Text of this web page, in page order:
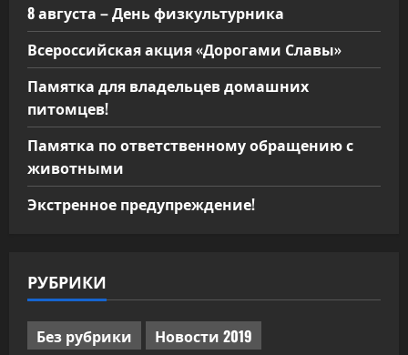
8 августа – День физкультурника
Всероссийская акция «Дорогами Славы»
Памятка для владельцев домашних
питомцев!
Памятка по ответственному обращению с
животными
Экстренное предупреждение!
РУБРИКИ
Без рубрики Новости 2019